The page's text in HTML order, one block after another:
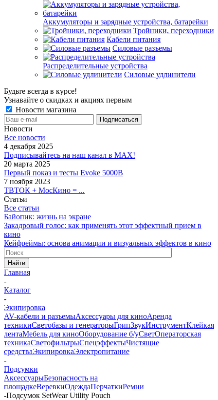
Аккумуляторы и зарядные устройства, батарейки
Тройники, переходники
Кабели питания
Силовые разъемы
Распределительные устройства
Силовые удлинители
Будьте всегда в курсе!
Узнавайте о скидках и акциях первым
Новости магазина
Новости
Все новости
4 декабря 2025
Подписывайтесь на наш канал в MAX!
20 марта 2025
Первый показ и тесты Evoke 5000B
7 ноября 2023
ТВТОК + МосКино = ...
Статьи
Все статьи
Байопик: жизнь на экране
Закадровый голос: как применять этот эффектный прием в
кино
Кейфреймы: основа анимации и визуальных эффектов в кино
Найти
Главная
-
Каталог
-
Экипировка
AV-кабели и разъемыАксессуары для киноАренда
техникиСветобазы и генераторыГрипЗвукИнструментКлейкая
лентаМебель для киноОборудование б/уСветОператорская
техникаСветофильтрыСпецэффектыЧистящие
средстваЭкипировкаЭлектропитание
-
Подсумки
АксессуарыБезопасность на
площадкеВеревкиОдеждаПерчаткиРемни
-Подсумок SetWear Utility Pouch